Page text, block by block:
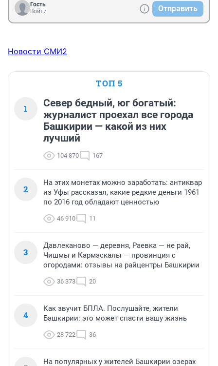
Гость
Войти
Отправить
Новости СМИ2
ТОП 5
1
Север бедный, юг богатый:
журналист проехал все города
Башкирии — какой из них
лучший
104 870 167
2
На этих монетах можно заработать: антиквар
из Уфы рассказал, какие редкие деньги 1961
по 2016 год обладают ценностью
46 910 11
3
Давлеканово — деревня, Раевка — не рай,
Чишмы и Кармаскалы — провинция с
огородами: отзывы на райцентры Башкирии
36 373 20
4
Как звучит БПЛА. Послушайте, жители
Башкирии: это может спасти вашу жизнь
28 722 36
На популярных у жителей Башкирии озерах